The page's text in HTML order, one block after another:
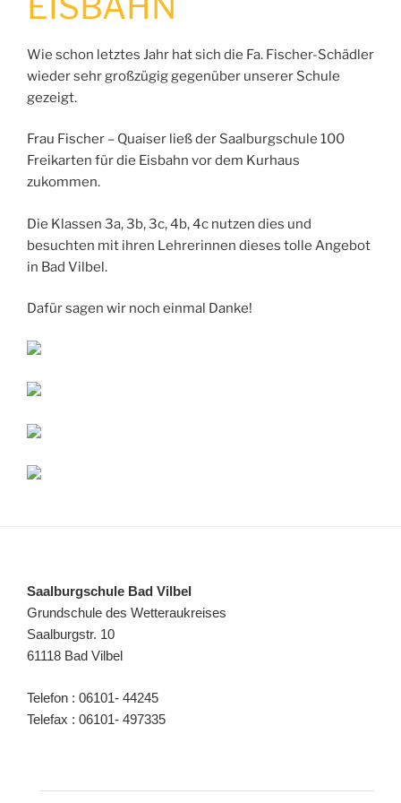
Wie schon letztes Jahr hat sich die Fa. Fischer-Schädler
wieder sehr großzügig gegenüber unserer Schule
gezeigt.
Frau Fischer – Quaiser ließ der Saalburgschule 100
Freikarten für die Eisbahn vor dem Kurhaus
zukommen.
Die Klassen 3a, 3b, 3c, 4b, 4c nutzen dies und
besuchten mit ihren Lehrerinnen dieses tolle Angebot
in Bad Vilbel.
Dafür sagen wir noch einmal Danke!
Saalburgschule Bad Vilbel
Grundschule des Wetteraukreises
Saalburgstr. 10
61118 Bad Vilbel
Telefon : 06101- 44245
Telefax : 06101- 497335